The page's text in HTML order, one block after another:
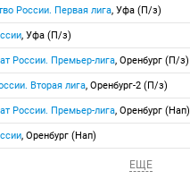
России. Первая лига, Уфа (П/з)
, Уфа (П/з)
России. Премьер-лига, Оренбург (П/з)
Вторая лига, Оренбург-2 (П/з)
России. Премьер-лига, Оренбург (Нап)
, Оренбург (Нап)
ЕЩЕ